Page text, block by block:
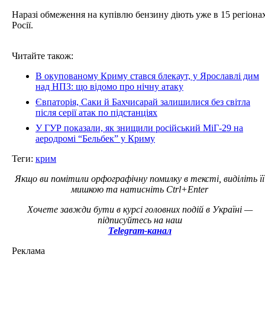
Наразі обмеження на купівлю бензину діють уже в 15
Росії.
Читайте також:
В окупованому Криму стався блекаут, у Ярославлі дим
над НПЗ: що відомо про нічну атаку
Євпаторія, Саки й Бахчисарай залишилися без світла
після серії атак по підстанціях
У ГУР показали, як знищили російський МіГ-29 на
аеродромі “Бельбек” у Криму
Теги: крим
Якщо ви помітили орфографічну помилку в тексті, виділіть її
мишкою та натисніть Ctrl+Enter
Хочете завжди бути в курсі головних подій в Україні —
підписуйтесь на наш
Telegram-канал
Реклама